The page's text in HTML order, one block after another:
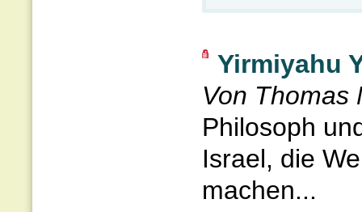
Yirmiyahu
Von Thomas
Philosoph
Israel, die
machen...